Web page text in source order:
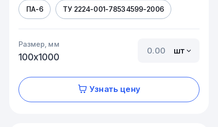
ПА-6 ТУ 2224-001-78534599-2006
Размер, мм
100х1000
шт
Узнать цену